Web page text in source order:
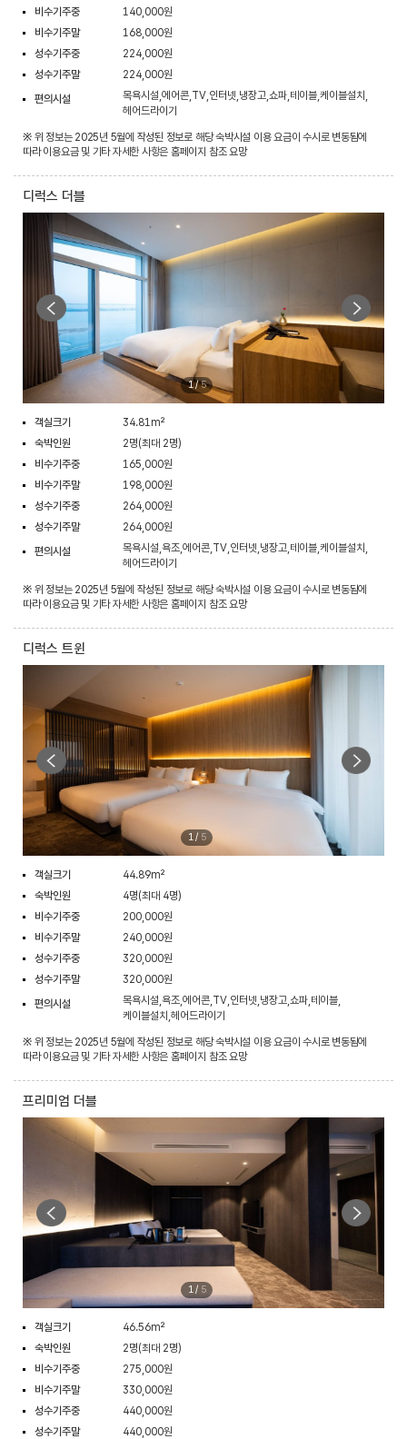
비수기주중
140,000원
비수기주말
168,000원
성수기주중
224,000원
성수기주말
224,000원
편의시설
목욕시설,에어콘,TV,인터넷,냉장고,쇼파,테이블,케이블설치,
헤어드라이기
※ 위 정보는 2025년 5월에 작성된 정보로 해당 숙박시설 이용 요금이 수시로 변동됨에
따라 이용요금 및 기타 자세한 사항은 홈페이지 참조 요망
디럭스 더블
1/5
객실크기
34.81m²
숙박인원
2명(최대 2명)
비수기주중
165,000원
비수기주말
198,000원
성수기주중
264,000원
성수기주말
264,000원
편의시설
목욕시설,욕조,에어콘,TV,인터넷,냉장고,테이블,케이블설치,
헤어드라이기
※ 위 정보는 2025년 5월에 작성된 정보로 해당 숙박시설 이용 요금이 수시로 변동됨에
따라 이용요금 및 기타 자세한 사항은 홈페이지 참조 요망
디럭스 트윈
1/ 5
객실크기
44.89m²
숙박인원
4명(최대 4명)
비수기주중
200,000원
비수기주말
240,000원
성수기주중
320,000원
성수기주말
320,000원
편의시설
목욕시설,욕조,에어콘,TV,인터넷,냉장고,쇼파,테이블,
케이블설치,헤어드라이기
※ 위 정보는 2025년 5월에 작성된 정보로 해당 숙박시설 이용 요금이 수시로 변동됨에
따라 이용요금 및 기타 자세한 사항은 홈페이지 참조 요망
프리미엄 더블
1/ 5
객실크기
46.56m²
숙박인원
2명(최대 2명)
비수기주중
275,000원
비수기주말
330,000원
성수기주중
440,000원
성수기주말
440,000원